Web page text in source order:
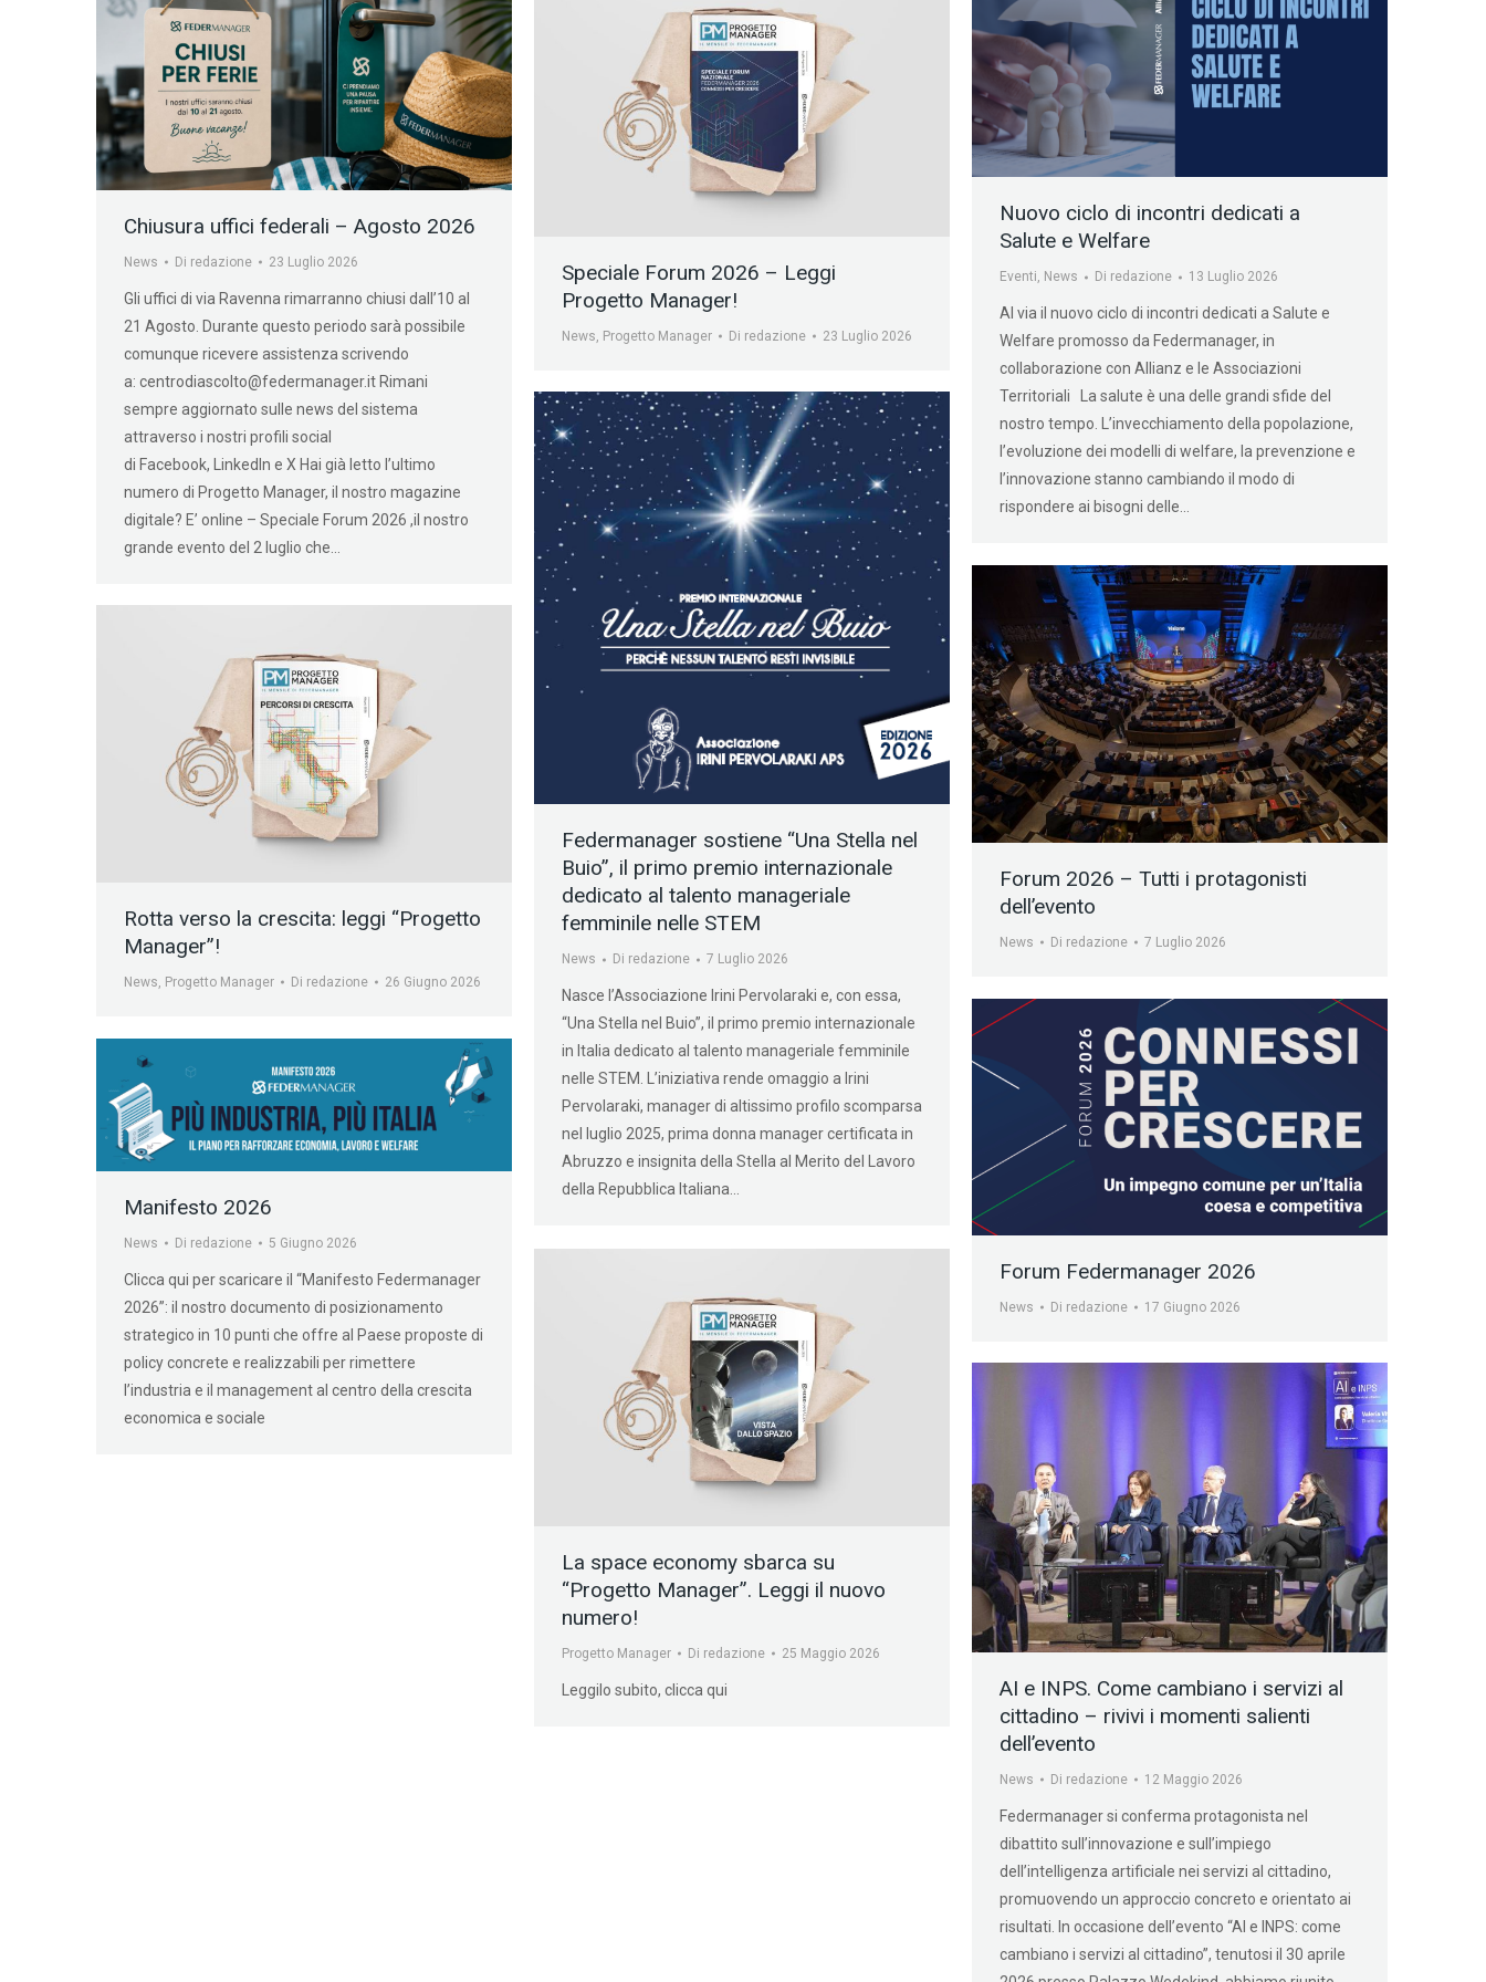
Chiusura uffici federali – Agosto 2026
News Di redazione 23 Luglio 2026
Gli uffici di via Ravenna rimarranno chiusi dall’10 al
21 Agosto. Durante questo periodo sarà possibile
comunque ricevere assistenza scrivendo
a: centrodiascolto@federmanager.it Rimani
sempre aggiornato sulle news del sistema
attraverso i nostri profili social
di Facebook, LinkedIn e X Hai già letto l’ultimo
numero di Progetto Manager, il nostro magazine
digitale? E’ online – Speciale Forum 2026 ,il nostro
grande evento del 2 luglio che…
Speciale Forum 2026 – Leggi
Progetto Manager!
News, Progetto Manager Di redazione 23 Luglio 2026
Nuovo ciclo di incontri dedicati a
Salute e Welfare
Eventi, News Di redazione 13 Luglio 2026
Al via il nuovo ciclo di incontri dedicati a Salute e
Welfare promosso da Federmanager, in
collaborazione con Allianz e le Associazioni
Territoriali La salute è una delle grandi sfide del
nostro tempo. L’invecchiamento della popolazione,
l’evoluzione dei modelli di welfare, la prevenzione e
l’innovazione stanno cambiando il modo di
rispondere ai bisogni delle…
Federmanager sostiene “Una Stella nel
Buio”, il primo premio internazionale
dedicato al talento manageriale
femminile nelle STEM
News Di redazione 7 Luglio 2026
Nasce l’Associazione Irini Pervolaraki e, con essa,
“Una Stella nel Buio”, il primo premio internazionale
in Italia dedicato al talento manageriale femminile
nelle STEM. L’iniziativa rende omaggio a Irini
Pervolaraki, manager di altissimo profilo scomparsa
nel luglio 2025, prima donna manager certificata in
Abruzzo e insignita della Stella al Merito del Lavoro
della Repubblica Italiana…
Forum 2026 – Tutti i protagonisti
dell’evento
News Di redazione 7 Luglio 2026
Rotta verso la crescita: leggi “Progetto
Manager”!
News, Progetto Manager Di redazione 26 Giugno 2026
Forum Federmanager 2026
News Di redazione 17 Giugno 2026
Manifesto 2026
News Di redazione 5 Giugno 2026
Clicca qui per scaricare il “Manifesto Federmanager
2026”: il nostro documento di posizionamento
strategico in 10 punti che offre al Paese proposte di
policy concrete e realizzabili per rimettere
l’industria e il management al centro della crescita
economica e sociale
La space economy sbarca su
“Progetto Manager”. Leggi il nuovo
numero!
Progetto Manager Di redazione 25 Maggio 2026
Leggilo subito, clicca qui
AI e INPS. Come cambiano i servizi al
cittadino – rivivi i momenti salienti
dell’evento
News Di redazione 12 Maggio 2026
Federmanager si conferma protagonista nel
dibattito sull’innovazione e sull’impiego
dell’intelligenza artificiale nei servizi al cittadino,
promuovendo un approccio concreto e orientato ai
risultati. In occasione dell’evento “AI e INPS: come
cambiano i servizi al cittadino”, tenutosi il 30 aprile